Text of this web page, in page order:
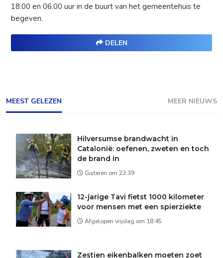
18.00 en 06.00 uur in de buurt van het gemeentehuis te
begeven.
DELEN
MEEST GELEZEN MEER NIEUWS
Hilversumse brandwacht in
Catalonië: oefenen, zweten en toch
de brand in
Gisteren om 23:39
12-jarige Tavi fietst 1000 kilometer
voor mensen met een spierziekte
Afgelopen vrijdag om 18:45
Zestien eikenbalken moeten zoet